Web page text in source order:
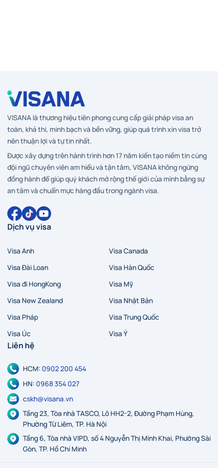
VISANA là thương hiệu tiên phong cung cấp giải pháp visa an
toàn, khả thi, minh bạch và bền vững, giúp quá trình xin visa trở
nên thuận lợi và tự tin nhất.
Được xây dựng trên hành trình hơn 17 năm kiến tạo niềm tin cùng
đội ngũ chuyên viên am hiểu và tận tâm, VISANA không ngừng
đồng hành để giúp quý khách mở rộng thế giới của mình bằng sự
an tâm và chuẩn mực hàng đầu trong ngành visa.
Dịch vụ visa
Visa Anh
Visa Canada
Visa Đài Loan
Visa Hàn Quốc
Visa đi HongKong
Visa Mỹ
Visa New Zealand
Visa Nhật Bản
Visa Pháp
Visa Trung Quốc
Visa Úc
Visa Ý
Liên hệ
HCM: 0902 200 454
HN: 0968 354 027
cskh@visana.vn
Tầng 23, Tòa nhà TASCO, Lô HH2-2, Đường Phạm Hùng,
Phường Từ Liêm, TP. Hà Nội
Tầng 6, Tòa nhà VIPD, số 4 Nguyễn Thị Minh Khai, Phường Sài
Gòn, TP. Hồ Chí Minh